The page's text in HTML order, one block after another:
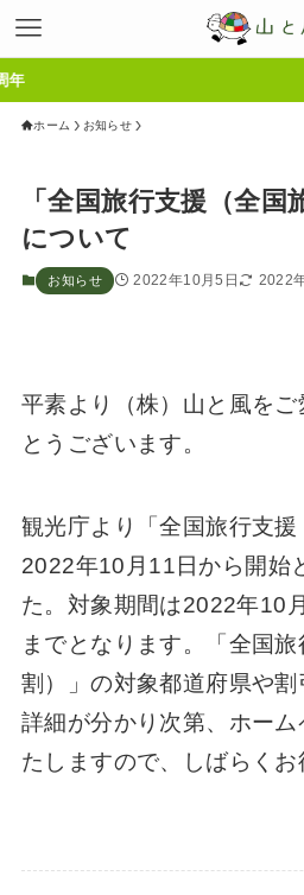
ホーム お知らせ
「全国旅行支援（全
について
お知らせ 2022年10月5日 2022
平素より（株）山と風を
とうございます。
観光庁より「全国旅行支
2022年10月11日から開始
た。対象期間は2022年10
までとなります。「全国
割）」の対象都道府県や
詳細が分かり次第、ホー
たしますので、しばらくお